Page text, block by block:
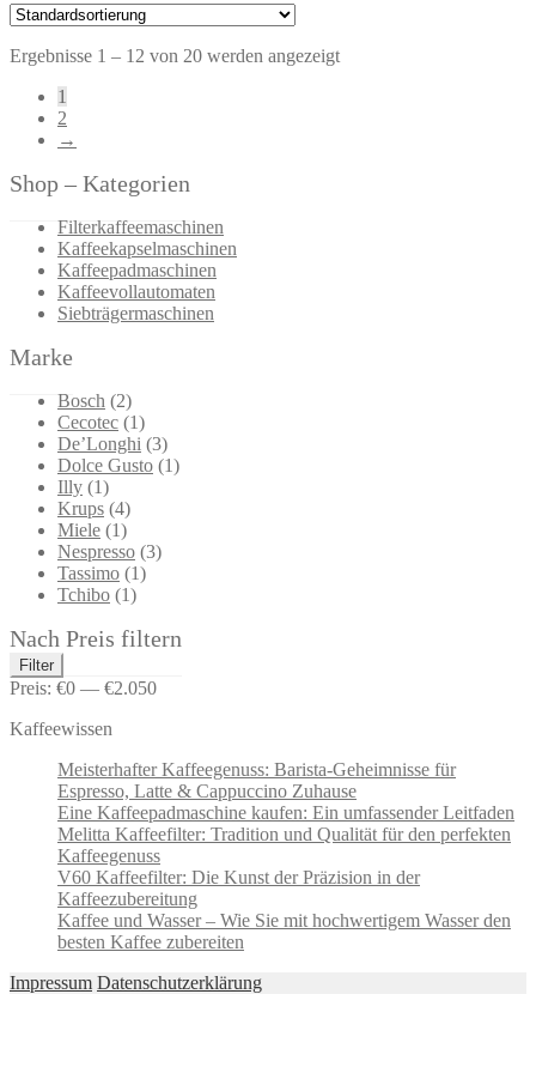
Ergebnisse 1 – 12 von 20 werden angezeigt
1
2
→
Shop – Kategorien
Filterkaffeemaschinen
Kaffeekapselmaschinen
Kaffeepadmaschinen
Kaffeevollautomaten
Siebträgermaschinen
Marke
Bosch (2)
Cecotec (1)
De’Longhi (3)
Dolce Gusto (1)
Illy (1)
Krups (4)
Miele (1)
Nespresso (3)
Tassimo (1)
Tchibo (1)
Nach Preis filtern
Min.
Preis
Max.
Preis
Filter
Preis: €0 — €2.050
Kaffeewissen
Meisterhafter Kaffeegenuss: Barista-Geheimnisse für
Espresso, Latte & Cappuccino Zuhause
Eine Kaffeepadmaschine kaufen: Ein umfassender Leitfaden
Melitta Kaffeefilter: Tradition und Qualität für den perfekten
Kaffeegenuss
V60 Kaffeefilter: Die Kunst der Präzision in der
Kaffeezubereitung
Kaffee und Wasser – Wie Sie mit hochwertigem Wasser den
besten Kaffee zubereiten
Impressum Datenschutzerklärung